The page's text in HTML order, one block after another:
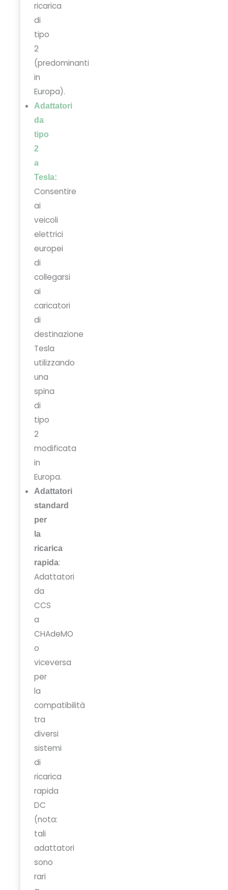
ricarica
di
tipo
2
(predominanti
in
Europa).
Adattatori
da
tipo
2
a
Tesla:
Consentire
ai
veicoli
elettrici
europei
di
collegarsi
ai
caricatori
di
destinazione
Tesla
utilizzando
una
spina
di
tipo
2
modificata
in
Europa.
Adattatori
standard
per
la
ricarica
rapida:
Adattatori
da
CCS
a
CHAdeMO
o
viceversa
per
la
compatibilità
tra
diversi
sistemi
di
ricarica
rapida
DC
(nota:
tali
adattatori
sono
rari